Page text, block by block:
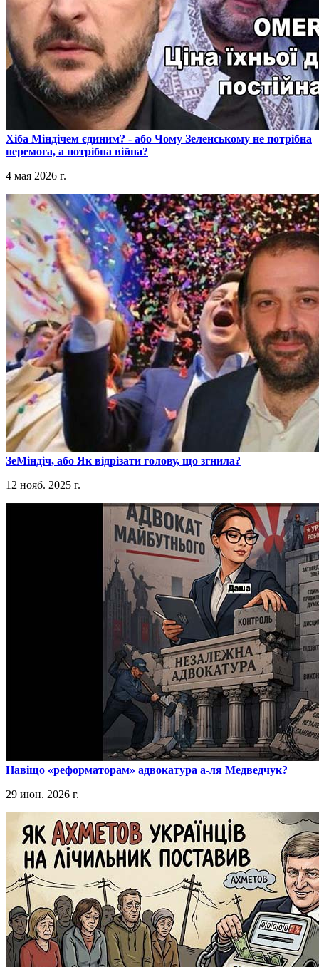
​Хіба Міндічем єдиним? - або Чому Зеленському не потрібна
перемога, а потрібна війна?
4 мая 2026 г.
​ЗеМіндіч, або Як відрізати голову, що згнила?
12 нояб. 2025 г.
​Навіщо «реформаторам» адвокатура а-ля Медведчук?
29 июн. 2026 г.